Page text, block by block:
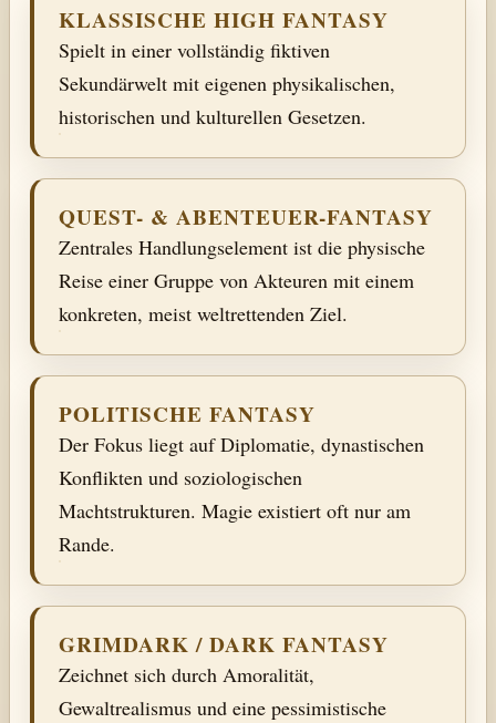
KLASSISCHE HIGH FANTASY
Spielt in einer vollständig fiktiven
Sekundärwelt mit eigenen physikalischen,
historischen und kulturellen Gesetzen.
QUEST- & ABENTEUER-FANTASY
Zentrales Handlungselement ist die physische
Reise einer Gruppe von Akteuren mit einem
konkreten, meist weltrettenden Ziel.
POLITISCHE FANTASY
Der Fokus liegt auf Diplomatie, dynastischen
Konflikten und soziologischen
Machtstrukturen. Magie existiert oft nur am
Rande.
GRIMDARK / DARK FANTASY
Zeichnet sich durch Amoralität,
Gewaltrealismus und eine pessimistische